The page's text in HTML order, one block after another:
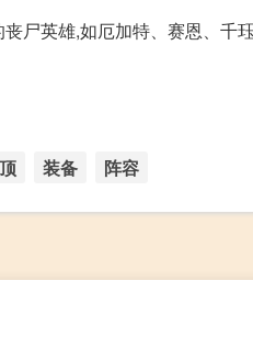
尸英雄,如厄加特、赛恩、千
装备 阵容